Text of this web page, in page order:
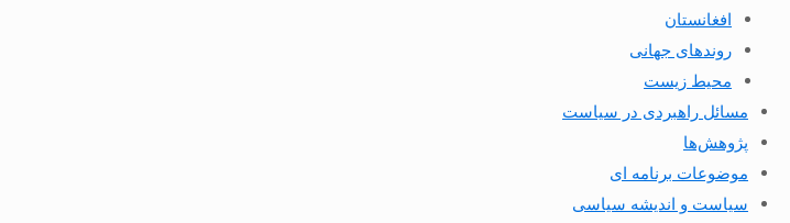
افغانستان
روندهای جهانی
محیط زیست
مسائل راهبردی در سیاست
پژوهش‌ها
موضوعات برنامه ای
سیاست و اندیشه سیاسی